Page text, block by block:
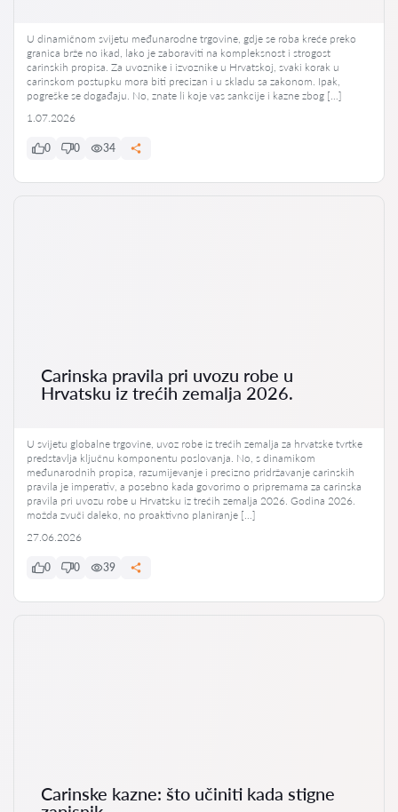
U dinamičnom svijetu međunarodne trgovine, gdje se roba kreće preko
granica brže no ikad, lako je zaboraviti na kompleksnost i strogost
carinskih propisa. Za uvoznike i izvoznike u Hrvatskoj, svaki korak u
carinskom postupku mora biti precizan i u skladu sa zakonom. Ipak,
pogreške se događaju. No, znate li koje vas sankcije i kazne zbog […]
1.07.2026
0 0 34
Carinska pravila pri uvozu robe u
Hrvatsku iz trećih zemalja 2026.
U svijetu globalne trgovine, uvoz robe iz trećih zemalja za hrvatske tvrtke
predstavlja ključnu komponentu poslovanja. No, s dinamikom
međunarodnih propisa, razumijevanje i precizno pridržavanje carinskih
pravila je imperativ, a posebno kada govorimo o pripremama za carinska
pravila pri uvozu robe u Hrvatsku iz trećih zemalja 2026. Godina 2026.
možda zvuči daleko, no proaktivno planiranje […]
27.06.2026
0 0 39
Carinske kazne: što učiniti kada stigne